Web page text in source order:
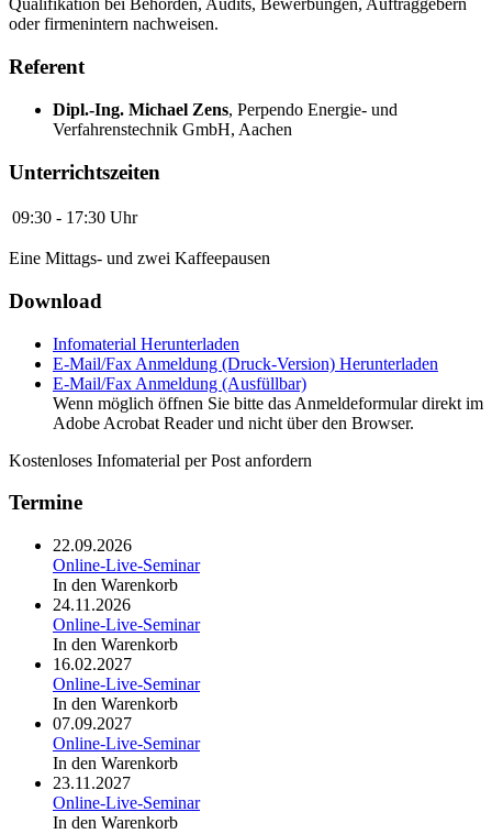
Qualifikation bei Behörden, Audits, Bewerbungen, Auftraggebern
oder firmenintern nachweisen.
Referent
Dipl.-Ing. Michael Zens, Perpendo Energie- und
Verfahrenstechnik GmbH, Aachen
Unterrichtszeiten
09:30 - 17:30 Uhr
Eine Mittags- und zwei Kaffeepausen
Download
Infomaterial Herunterladen
E-Mail/Fax Anmeldung (Druck-Version) Herunterladen
E-Mail/Fax Anmeldung (Ausfüllbar)
Wenn möglich öffnen Sie bitte das Anmeldeformular direkt im
Adobe Acrobat Reader und nicht über den Browser.
Kostenloses Infomaterial per Post anfordern
Termine
22.09.2026
Online-Live-Seminar
In den Warenkorb
24.11.2026
Online-Live-Seminar
In den Warenkorb
16.02.2027
Online-Live-Seminar
In den Warenkorb
07.09.2027
Online-Live-Seminar
In den Warenkorb
23.11.2027
Online-Live-Seminar
In den Warenkorb